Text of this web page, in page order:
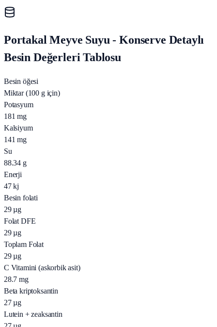
Portakal Meyve Suyu - Konserve Detaylı
Besin Değerleri Tablosu
Besin öğesi
Miktar (100 g için)
Potasyum
181 mg
Kalsiyum
141 mg
Su
88.34 g
Enerji
47 kj
Besin folati
29 µg
Folat DFE
29 µg
Toplam Folat
29 µg
C Vitamini (askorbik asit)
28.7 mg
Beta kriptoksantin
27 µg
Lutein + zeaksantin